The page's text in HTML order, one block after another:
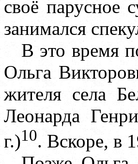
своё парусное
занимался
В это время
Ольга
жителя села
Леонарда
г.)10. Вскоре, в